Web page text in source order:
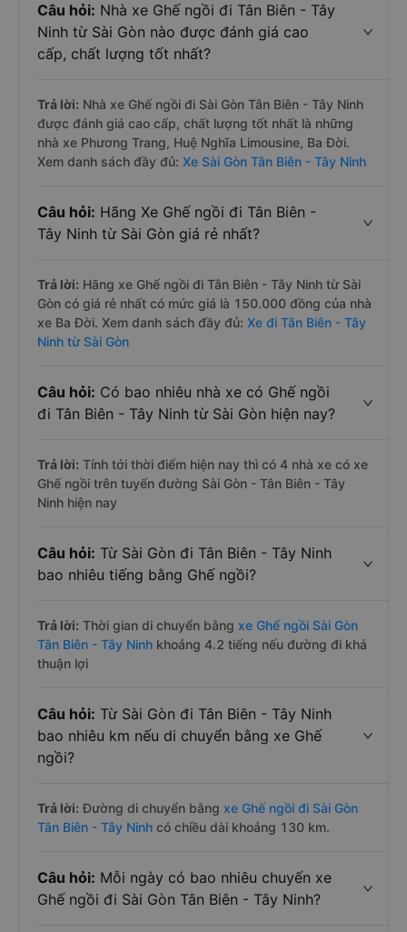
Câu hỏi: Nhà xe Ghế ngồi đi Tân Biên - Tây
Ninh từ Sài Gòn nào được đánh giá cao
cấp, chất lượng tốt nhất?
Trả lời: Nhà xe Ghế ngồi đi Sài Gòn Tân Biên - Tây Ninh
được đánh giá cao cấp, chất lượng tốt nhất là những
nhà xe Phương Trang, Huệ Nghĩa Limousine, Ba Đời.
Xem danh sách đầy đủ: Xe Sài Gòn Tân Biên - Tây Ninh
Câu hỏi: Hãng Xe Ghế ngồi đi Tân Biên -
Tây Ninh từ Sài Gòn giá rẻ nhất?
Trả lời: Hãng xe Ghế ngồi đi Tân Biên - Tây Ninh từ Sài
Gòn có giá rẻ nhất có mức giá là 150.000 đồng của nhà
xe Ba Đời. Xem danh sách đầy đủ: Xe đi Tân Biên - Tây
Ninh từ Sài Gòn
Câu hỏi: Có bao nhiêu nhà xe có Ghế ngồi
đi Tân Biên - Tây Ninh từ Sài Gòn hiện nay?
Trả lời: Tính tới thời điểm hiện nay thì có 4 nhà xe có xe
Ghế ngồi trên tuyến đường Sài Gòn - Tân Biên - Tây
Ninh hiện nay
Câu hỏi: Từ Sài Gòn đi Tân Biên - Tây Ninh
bao nhiêu tiếng bằng Ghế ngồi?
Trả lời: Thời gian di chuyển bằng xe Ghế ngồi Sài Gòn
Tân Biên - Tây Ninh khoảng 4.2 tiếng nếu đường đi khá
thuận lợi
Câu hỏi: Từ Sài Gòn đi Tân Biên - Tây Ninh
bao nhiêu km nếu di chuyển bằng xe Ghế
ngồi?
Trả lời: Đường di chuyển bằng xe Ghế ngồi đi Sài Gòn
Tân Biên - Tây Ninh có chiều dài khoảng 130 km.
Câu hỏi: Mỗi ngày có bao nhiêu chuyến xe
Ghế ngồi đi Sài Gòn Tân Biên - Tây Ninh?